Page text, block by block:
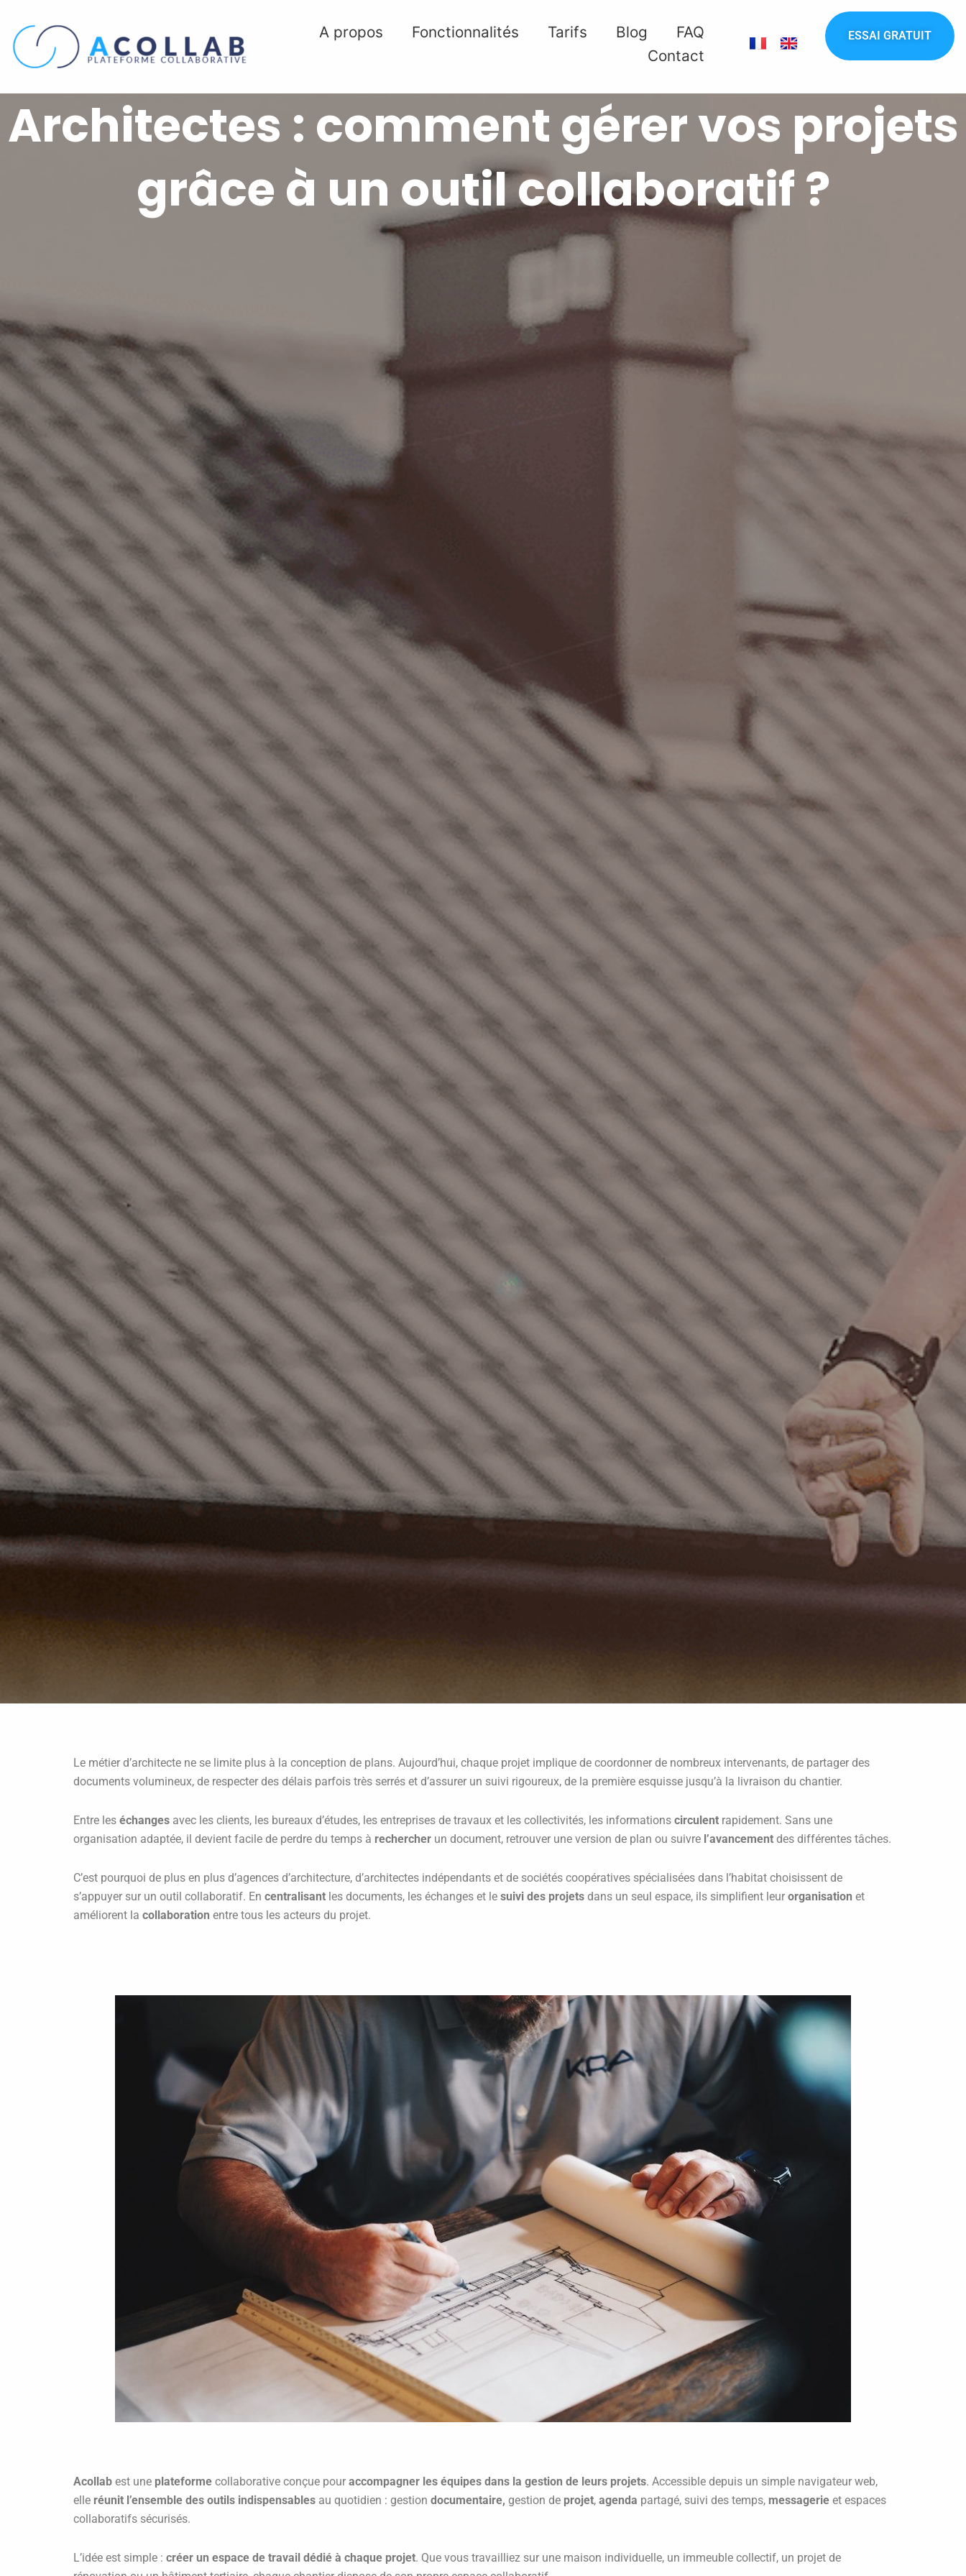
contenu
A propos Fonctionnalités Tarifs Blog
FAQ
Contact
ESSAI GRATUIT
Architectes : comment gérer vos projets
grâce à un outil collaboratif ?
Le métier d’architecte ne se limite plus à la conception de plans. Aujourd’hui, chaque projet implique de coordonner de nombreux intervenants, de partager des
documents volumineux, de respecter des délais parfois très serrés et d’assurer un suivi rigoureux, de la première esquisse jusqu’à la livraison du chantier.
Entre les échanges avec les clients, les bureaux d’études, les entreprises de travaux et les collectivités, les informations circulent rapidement. Sans une
organisation adaptée, il devient facile de perdre du temps à rechercher un document, retrouver une version de plan ou suivre l’avancement des différentes tâches.
C’est pourquoi de plus en plus d’agences d’architecture, d’architectes indépendants et de sociétés coopératives spécialisées dans l’habitat choisissent de
s’appuyer sur un outil collaboratif. En centralisant les documents, les échanges et le suivi des projets dans un seul espace, ils simplifient leur organisation et
améliorent la collaboration entre tous les acteurs du projet.
Acollab est une plateforme collaborative conçue pour accompagner les équipes dans la gestion de leurs projets. Accessible depuis un simple navigateur web,
elle réunit l’ensemble des outils indispensables au quotidien : gestion documentaire, gestion de projet, agenda partagé, suivi des temps, messagerie et espaces
collaboratifs sécurisés.
L’idée est simple : créer un espace de travail dédié à chaque projet. Que vous travailliez sur une maison individuelle, un immeuble collectif, un projet de